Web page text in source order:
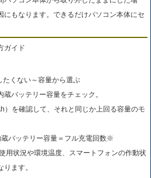
にもなります。できるだけパソコン本体にセ
ガイド
たくない～容量から選ぶ
バッテリー容量をチェック。
）を確認して、それと同じか上回る容量のモ
バッテリー容量＝フル充電回数※
用状況や環境温度、スマートフォンの作動状
ます。